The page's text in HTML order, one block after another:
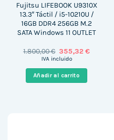
Fujitsu LIFEBOOK U9310X
13.3″ Táctil / i5-10210U /
16GB DDR4 256GB M.2
SATA Windows 11 OUTLET
1.800,00€ El
precio
1.800,00 €.
355,32€El
IVA incluido
Añadir al carrito